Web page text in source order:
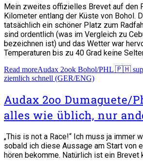
Mein zweites offizielles Brevet auf den
Kilometer entlang der Küste von Bohol.
tatsächlich ein schöner Platz zum
sind ordentlich (was im Vergleich zu
bezeichnen ist) und das Wetter war
Temperaturen bis zu 40 Grad keine
Read moreAudax 2ook Bohol/PHL 🇵🇭
ziemlich schnell (GER/ENG)
Audax 2oo Dumaguete/
alles wie üblich, nur
„This is not a Race!“ Ich muss ja immer
sobald ich diese Aussage am Start von
hören bekomme. Natürlich ist ein Brevet